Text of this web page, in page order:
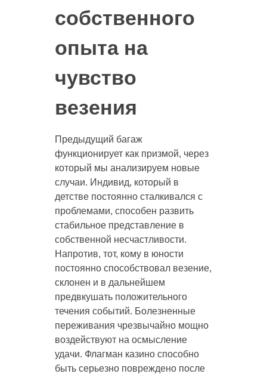
собственного
опыта на
чувство
везения
Предыдущий багаж
функционирует как призмой, через
который мы анализируем новые
случаи. Индивид, который в
детстве постоянно сталкивался с
проблемами, способен развить
стабильное представление в
собственной несчастливости.
Напротив, тот, кому в юности
постоянно способствовал везение,
склонен и в дальнейшем
предвкушать положительного
течения событий. Болезненные
переживания чрезвычайно мощно
воздействуют на осмысление
удачи. Флагман казино способно
быть серьезно повреждено после